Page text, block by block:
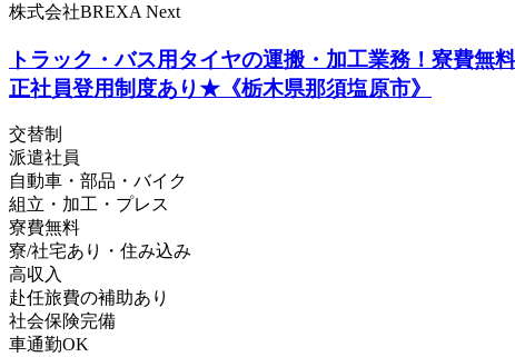
株式会社BREXA Next
トラック・バス用タイヤの運搬・加工業務！寮費無
正社員登用制度あり★《栃木県那須塩原市》
交替制
派遣社員
自動車・部品・バイク
組立・加工・プレス
寮費無料
寮/社宅あり・住み込み
高収入
赴任旅費の補助あり
社会保険完備
車通勤OK